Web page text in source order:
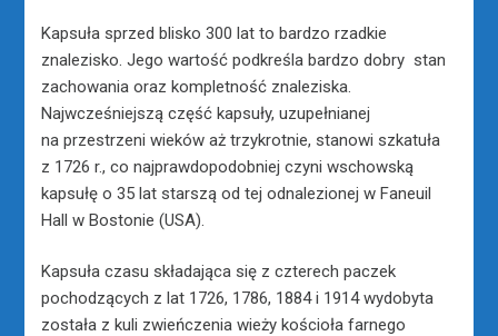
Kapsuła sprzed blisko 300 lat to bardzo rzadkie
znalezisko. Jego wartość podkreśla bardzo dobry stan
zachowania oraz kompletność znaleziska.
Najwcześniejszą część kapsuły, uzupełnianej
na przestrzeni wieków aż trzykrotnie, stanowi szkatuła
z 1726 r., co najprawdopodobniej czyni wschowską
kapsułę o 35 lat starszą od tej odnalezionej w Faneuil
Hall w Bostonie (USA).
Kapsuła czasu składająca się z czterech paczek
pochodzących z lat 1726, 1786, 1884 i 1914 wydobyta
została z kuli zwieńczenia wieży kościoła farnego